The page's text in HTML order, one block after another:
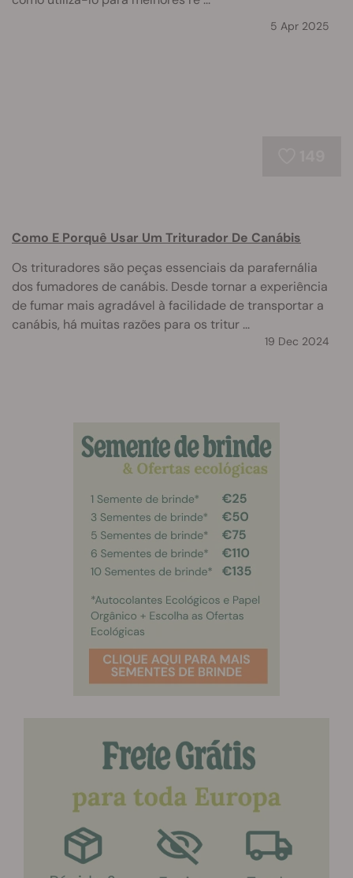
5 Apr 2025
Como E Porquê Usar Um Triturador De Canábis
Os trituradores são peças essenciais da parafernália
dos fumadores de canábis. Desde tornar a experiência
de fumar mais agradável à facilidade de transportar a
canábis, há muitas razões para os tritur ...
19 Dec 2024